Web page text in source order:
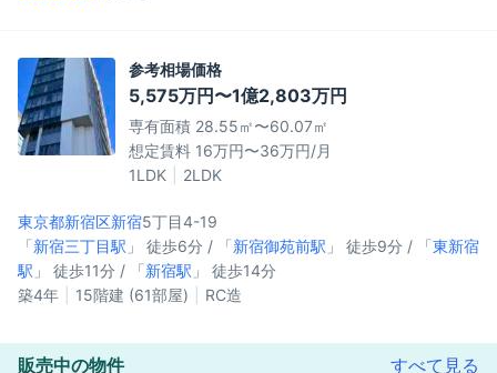
参考相場価格
5,575万円〜1億2,803万円
専有面積 28.55㎡〜60.07㎡
想定賃料 16万円〜36万円/月
1LDK
2LDK
東京都新宿区新宿5丁目4-19
「新宿三丁目駅 」 徒歩6分 / 「新宿御苑前駅 」 徒歩9分 / 「東新宿
駅 」 徒歩11分 / 「新宿駅 」 徒歩14分
築4年
15階建 (61部屋) RC造
販売中の物件 すべて見る